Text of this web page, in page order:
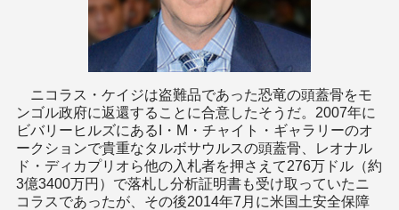
ニコラス・ケイジは盗難品であった恐竜の頭蓋骨をモ
ンゴル政府に返還することに合意したそうだ。2007年に
ビバリーヒルズにあるI・M・チャイト・ギャラリーのオ
ークションで貴重なタルボサウルスの頭蓋骨、レオナル
ド・ディカプリオら他の入札者を押さえて276万ドル（約
3億3400万円）で落札し分析証明書も受け取っていたニ
コラスであったが、その後2014年7月に米国土安全保障